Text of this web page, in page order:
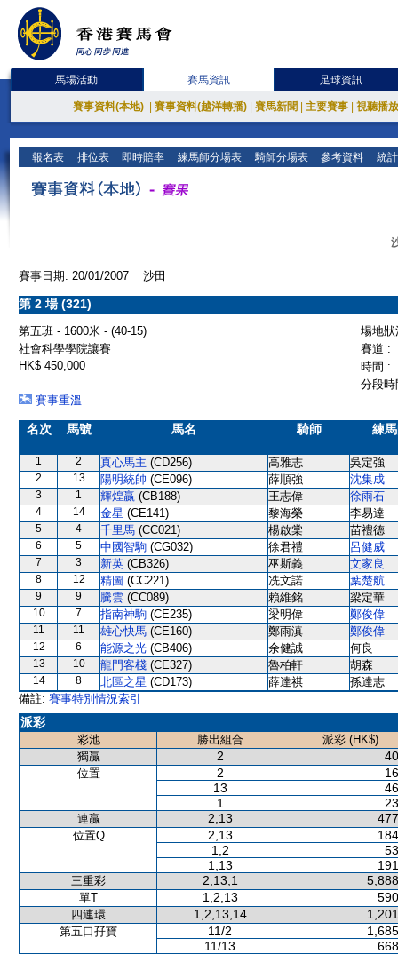
馬場活動 賽馬資訊 足球資訊
賽事資料(本地) 賽事資料(越洋轉播) 賽馬新聞 主要賽事 視聽播
報名表 排位表 即時賠率 練馬師分場表 騎師分場表 參考資料 統
賽事日期: 20/01/2007 沙田
第 2 場 (321)
第五班 - 1600米 - (40-15)
場地
社會科學學院讓賽
賽道 :
HK$ 450,000
時間 :
分段
賽事重溫
名次 馬號 馬名 騎師 練
1 2 真心馬主 (CD256) 高雅志 吳定強
2 13 陽明統帥 (CE096) 薛順強 沈集成
3 1 輝煌贏 (CB188) 王志偉 徐雨石
4 14 金星 (CE141) 黎海榮 李易達
5 4 千里馬 (CC021) 楊啟棠 苗禮德
6 5 中國智駒 (CG032) 徐君禮 呂健威
7 3 新英 (CB326) 巫斯義 文家良
8 12 精圖 (CC221) 冼文諾 葉楚航
9 9 騰雲 (CC089) 賴維銘 梁定華
10 7 指南神駒 (CE235) 梁明偉 鄭俊偉
11 11 雄心快馬 (CE160) 鄭雨滇 鄭俊偉
12 6 能源之光 (CB406) 余健誠 何良
13 10 龍門客棧 (CE327) 魯柏軒 胡森
14 8 北區之星 (CD173) 薛達祺
孫達志
備註: 賽事特別情況索引
派彩
彩池 勝出組合
派彩 (HK$)
獨贏
2
位置 2
13
1
連贏 2,13
位置Q 2,13
1,2
1,13
三重彩 2,13,1
單T 1,2,13
四連環 1,2,13,14
第五口孖寶 11/2
11/13